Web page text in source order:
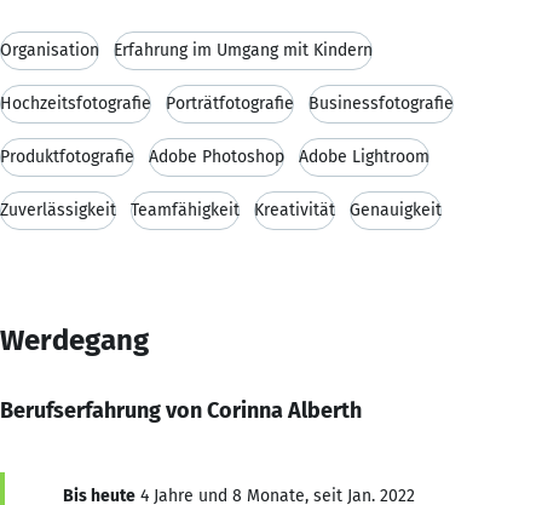
Organisation Erfahrung im Umgang mit Kindern
Hochzeitsfotografie Porträtfotografie Businessfotografie
Produktfotografie Adobe Photoshop Adobe Lightroom
Zuverlässigkeit Teamfähigkeit Kreativität Genauigkeit
Werdegang
Berufserfahrung von Corinna Alberth
Bis heute 4 Jahre und 8 Monate, seit Jan. 2022